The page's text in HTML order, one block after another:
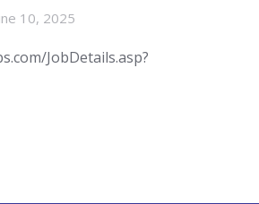
10, 2025
JobDetails.asp?